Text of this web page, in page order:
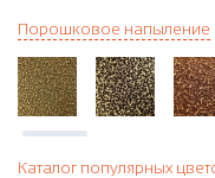
Порошковое напыление
Каталог популярных